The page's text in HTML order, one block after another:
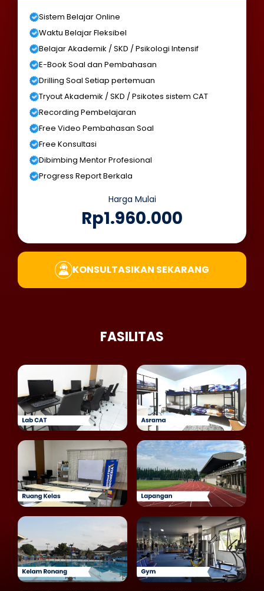
Sistem Belajar Online
Waktu Belajar Fleksibel
Belajar Akademik / SKD / Psikologi Intensif
E-Book Soal dan Pembahasan
Drilling Soal Setiap pertemuan
Tryout Akademik / SKD / Psikotes sistem CAT
Recording Pembelajaran
Free Video Pembahasan Soal
Free Konsultasi
Dibimbing Mentor Profesional
Progress Report Berkala
Harga Mulai
Rp1.960.000
KONSULTASIKAN SEKARANG
FASILITAS